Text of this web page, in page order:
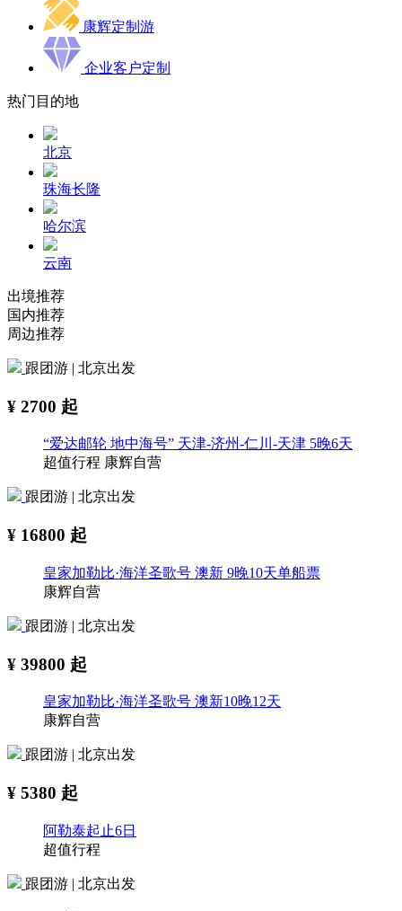
康辉定制游
企业客户定制
热门目的地
北京
珠海长隆
哈尔滨
云南
出境推荐
国内推荐
周边推荐
跟团游 | 北京出发
¥ 2700 起
“爱达邮轮 地中海号” 天津-济州-仁川-天津 5晚6天
超值行程 康辉自营
跟团游 | 北京出发
¥ 16800 起
皇家加勒比·海洋圣歌号 澳新 9晚10天单船票
康辉自营
跟团游 | 北京出发
¥ 39800 起
皇家加勒比·海洋圣歌号 澳新10晚12天
康辉自营
跟团游 | 北京出发
¥ 5380 起
阿勒泰起止6日
超值行程
跟团游 | 北京出发